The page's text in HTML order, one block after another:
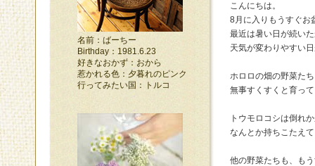
名前：ばーちー
Birthday：1981.6.23
好きなおかず：おから
惹かれる色：夕暮れのピンク
行ってみたい国：トルコ
こんにちは。
8月に入りもうすぐお
最近は暑い日が続い
天気が変わりやすい
ホロロの畑の野菜た
無事すくすくと育っ
トウモロコシは倒れ
なんとか持ちこたえ
他の野菜たちも、も